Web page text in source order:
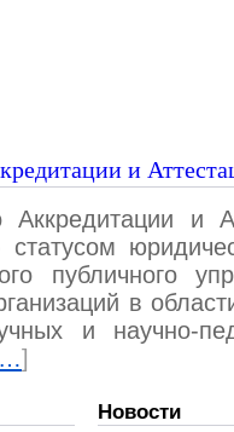
и
и
публичного
в
и научно-
…]
Новости